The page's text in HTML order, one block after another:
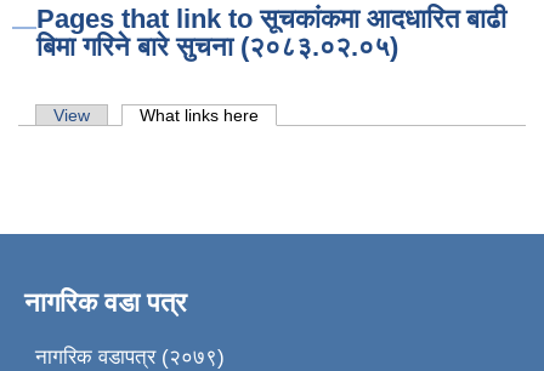
Pages that link to सूचकांकमा आदधारित बाढी
बिमा गरिने बारे सुचना (२०८३.०२.०५)
Primary tabs
View What links here
नागरिक वडा पत्र
नागरिक वडापत्र (२०७९)